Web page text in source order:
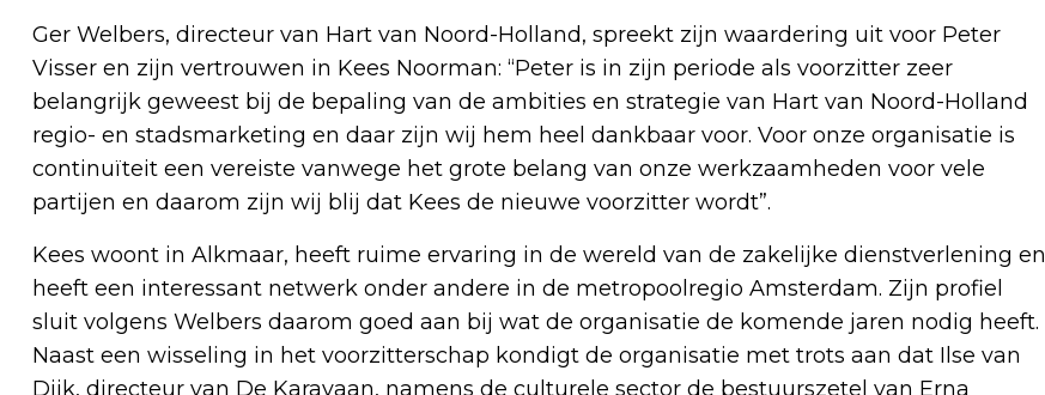
Ger Welbers, directeur van Hart van Noord-Holland, spreekt zijn waardering uit voor Peter
Visser en zijn vertrouwen in Kees Noorman: “Peter is in zijn periode als voorzitter zeer
belangrijk geweest bij de bepaling van de ambities en strategie van Hart van Noord-Holland
regio- en stadsmarketing en daar zijn wij hem heel dankbaar voor. Voor onze organisatie is
continuïteit een vereiste vanwege het grote belang van onze werkzaamheden voor vele
partijen en daarom zijn wij blij dat Kees de nieuwe voorzitter wordt”.
Kees woont in Alkmaar, heeft ruime ervaring in de wereld van de zakelijke dienstverlening en
heeft een interessant netwerk onder andere in de metropoolregio Amsterdam. Zijn profiel
sluit volgens Welbers daarom goed aan bij wat de organisatie de komende jaren nodig heeft.
Naast een wisseling in het voorzitterschap kondigt de organisatie met trots aan dat Ilse van
Dijk, directeur van De Karavaan, namens de culturele sector de bestuurszetel van Erna